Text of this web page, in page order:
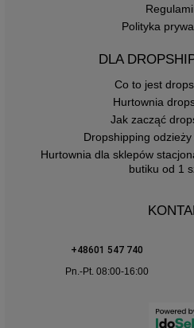
Polityka
DLA
Co to jest
Hurtownia
Jak zacząć
Dropshipping
Hurtownia dla sklepów
butiku od 1
+48601 547 740
Pn.-Pt. 08:00-16:00